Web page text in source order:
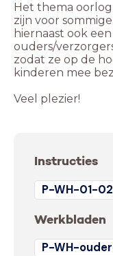
Het thema
zijn voor
hiernaast ook
ouders/
zodat ze op de
kinderen mee
Veel plezier!
Instructies
P-WH-01-
Werkbladen
P-WH-